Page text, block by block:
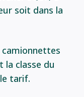
soit dans la
camionnettes
la classe du
tarif.